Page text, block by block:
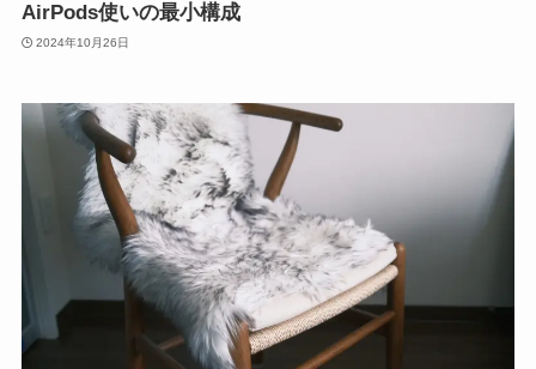
AirPods使いの最小構成
2024年10月26日